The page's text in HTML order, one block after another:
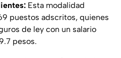
Esta modalidad
puestos adscritos, quienes
de ley con un salario
pesos.